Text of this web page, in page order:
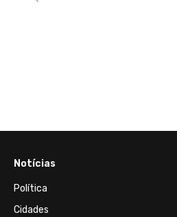
Notícias
Política
Cidades